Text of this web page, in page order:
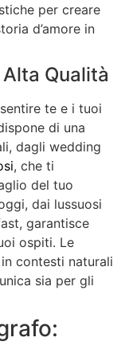
per creare
d’amore in
Qualità
te e i tuoi
di una
dagli wedding
, che ti
del tuo
dai lussuosi
garantisce
ospiti. Le
contesti naturali
sia per gli